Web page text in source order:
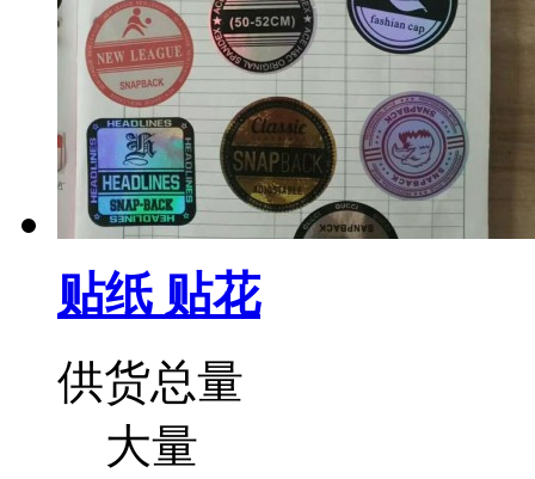
贴纸 贴花
供货总量
大量